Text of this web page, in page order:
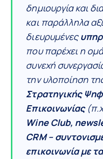
δημιουργία και
και παράλληλα
διευρυμένες
που παρέχει η
συνεχή
την υλοποίηση
Στρατηγικής
Επικοινωνίας
Wine Club,
CRM –
επικοινωνία με